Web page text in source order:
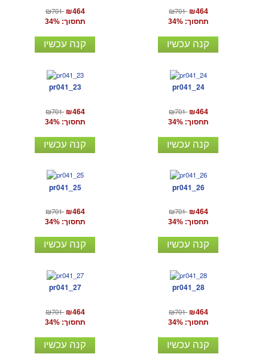
₪701 ₪464
תחסוך: 34%
קנה עכשיו
₪701 ₪464
תחסוך: 34%
קנה עכשיו
pr041_23
₪701 ₪464
תחסוך: 34%
קנה עכשיו
pr041_24
₪701 ₪464
תחסוך: 34%
קנה עכשיו
pr041_25
₪701 ₪464
תחסוך: 34%
קנה עכשיו
pr041_26
₪701 ₪464
תחסוך: 34%
קנה עכשיו
pr041_27
₪701 ₪464
תחסוך: 34%
קנה עכשיו
pr041_28
₪701 ₪464
תחסוך: 34%
קנה עכשיו